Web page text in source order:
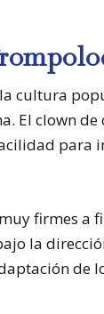
cultura
El clown
para
firmes a
la
de